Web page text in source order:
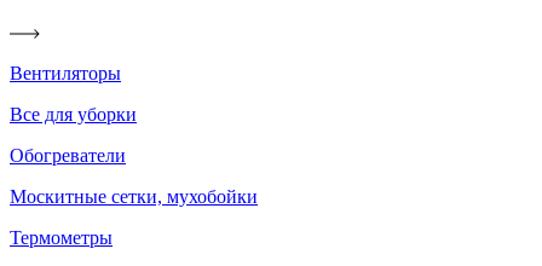
Вентиляторы
Все для уборки
Обогреватели
Москитные сетки, мухобойки
Термометры